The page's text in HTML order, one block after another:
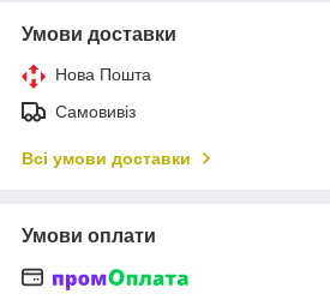
Умови доставки
Нова Пошта
Самовивіз
Всі умови доставки
Умови оплати